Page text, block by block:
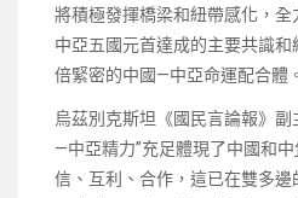
將積極發揮橋梁和紐帶感化，
中亞五國元首達成的主要共識
倍緊密的中國—中亞命運配合體
烏茲別克斯坦《國民言論報》副
—中亞精力”充足體現了中國和中
信、互利、合作，這已在雙多